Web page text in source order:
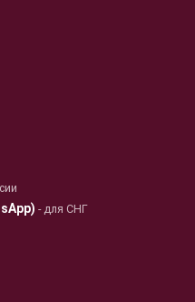
- для СНГ